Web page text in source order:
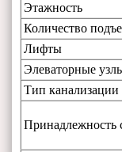
Этажность
Количество
Лифты
Элеваторные
Тип канализации
Принадлежность